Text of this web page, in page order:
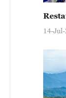
14-